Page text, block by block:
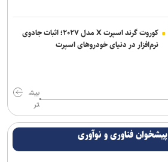
کوروت گرند اسپرت X مدل ۲۰۲۷؛ اثبات جادوی
نرم‌افزار در دنیای خودروهای اسپرت
بیش
تر
پیشخوان فناوری و نوآوری